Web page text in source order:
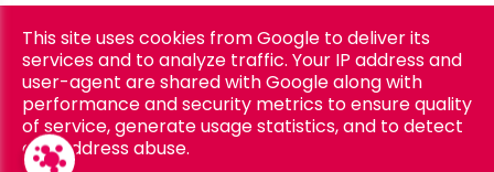
Copyright © 2026 BAN Flanders. All rights reserved. |Privacy
& Cookies|UP-TO-DATE WebDesign
This site uses cookies from Google to deliver its
services and to analyze traffic. Your IP address and
user-agent are shared with Google along with
performance and security metrics to ensure quality
of service, generate usage statistics, and to detect
and address abuse.